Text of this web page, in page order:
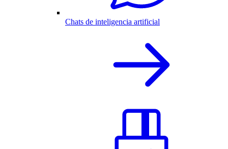
Chats de inteligencia artificial